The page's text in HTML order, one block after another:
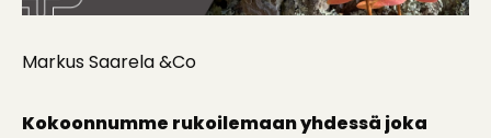
Markus Saarela &Co
Kokoonnumme rukoilemaan yhdessä joka